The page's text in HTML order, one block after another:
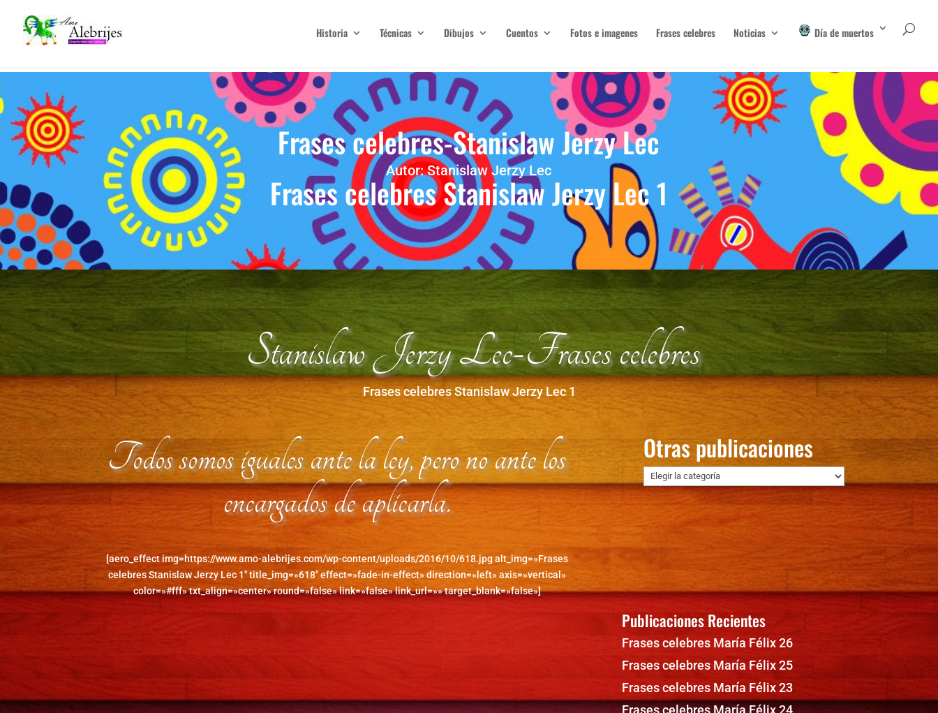
Historia Técnicas Dibujos Cuentos Fotos e imagenes Frases celebres Noticias Día de muertos
Frases celebres-Stanislaw Jerzy Lec
Autor: Stanislaw Jerzy Lec
Frases celebres Stanislaw Jerzy Lec 1
Stanislaw Jerzy Lec-Frases celebres
Frases celebres Stanislaw Jerzy Lec 1
Todos somos iguales ante la ley, pero no ante los
encargados de aplicarla.
[aero_effect img=https://www.amo-alebrijes.com/wp-content/uploads/2016/10/618.jpg alt_img=»Frases
celebres Stanislaw Jerzy Lec 1″ title_img=»618″ effect=»fade-in-effect» direction=»left» axis=»vertical»
color=»#fff» txt_align=»center» round=»false» link=»false» link_url=»» target_blank=»false»]
Otras publicaciones
Otras
publicaciones
Publicaciones Recientes
Frases celebres María Félix 26
Frases celebres María Félix 25
Frases celebres María Félix 23